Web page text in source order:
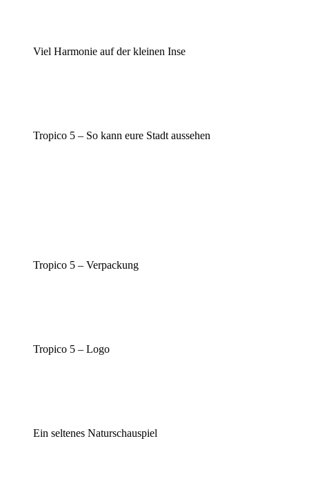
Viel Harmonie auf der kleinen Inse
Tropico 5 – So kann eure Stadt aussehen
Tropico 5 – Verpackung
Tropico 5 – Logo
Ein seltenes Naturschauspiel